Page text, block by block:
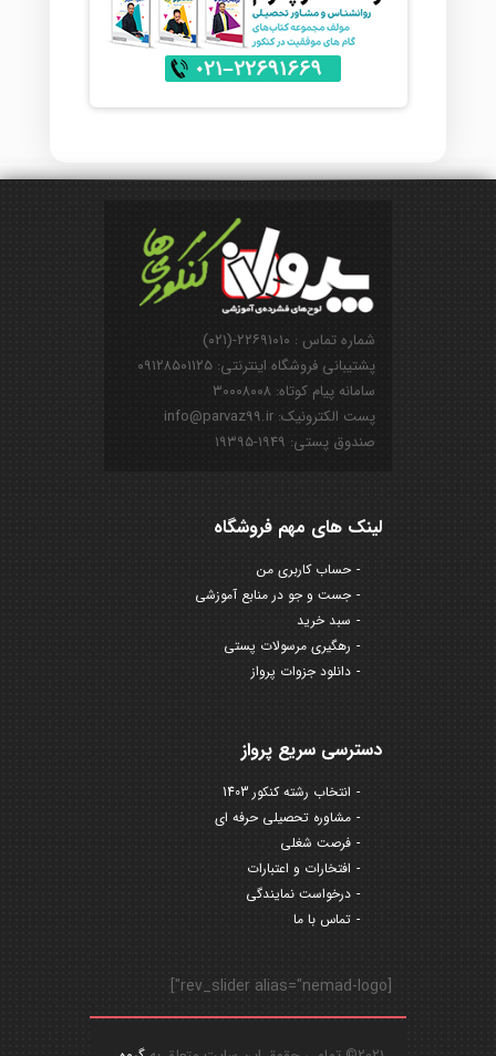
شماره تماس : ۲۲۶۹۱۰۱۰-(۰۲۱)
پشتیبانی فروشگاه اینترنتی: ۰۹۱۲۸۵۰۱۱۲۵
سامانه پیام کوتاه: ۳۰۰۰۸۰۰۸
پست الکترونیک: info@parvaz99.ir
صندوق پستی: ۱۹۴۹-۱۹۳۹۵
لینک های مهم فروشگاه
حساب کاربری من
جست و جو در منابع آموزشی
سبد خرید
رهگیری مرسولات پستی
دانلود جزوات پرواز
دسترسی سریع پرواز
انتخاب رشته کنکور 1403
مشاوره تحصیلی حرفه ای
فرصت شغلی
افتخارات و اعتبارات
درخواست نمایندگی
تماس با ما
[rev_slider alias="nemad-logo"]